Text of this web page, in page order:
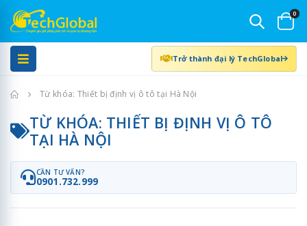
0
Trở thành đại lý TechGlobal
Trang chủTừ khóa: Thiết bị định vị ô tô tại Hà Nội
TỪ KHÓA: THIẾT BỊ ĐỊNH VỊ Ô TÔ
TẠI HÀ NỘI
CẦN TƯ VẤN?
0901.732.999